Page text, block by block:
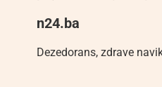
n24.ba
Dezedorans, zdrave